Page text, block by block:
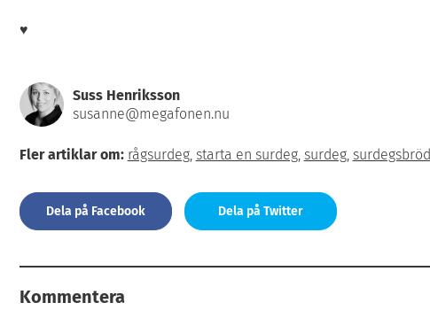
♥
Suss Henriksson
susanne@megafonen.nu
Fler artiklar om: rågsurdeg, starta en surdeg, surdeg, surdegsbröd
Dela på Facebook Dela på Twitter
Kommentera